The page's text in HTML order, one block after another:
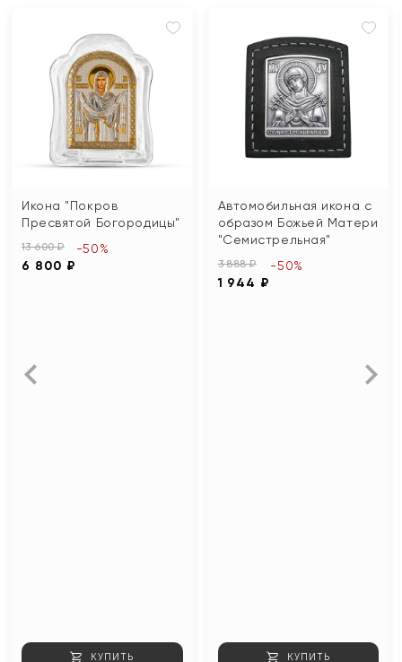
Икона "Покров
Пресвятой Богородицы"
13 600 ₽
6 800 ₽
-50%
КУПИТЬ
Автомобильная икона с
образом Божьей Матери
"Семистрельная"
3 888 ₽
1 944 ₽
-50%
КУПИТЬ